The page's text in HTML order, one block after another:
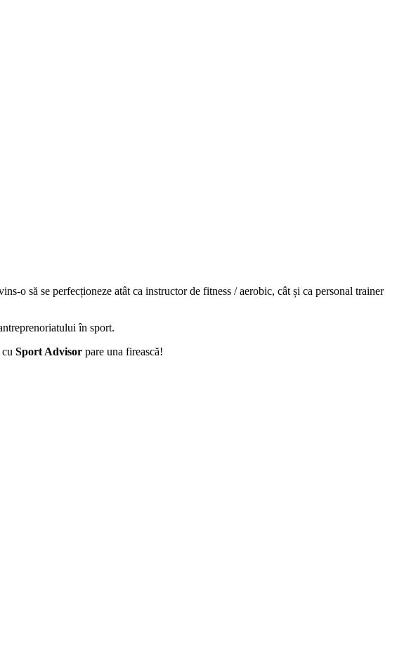
o să se perfecționeze atât ca instructor de fitness / aerobic, cât și ca personal trainer
în sport.
Sport Advisor pare una firească!